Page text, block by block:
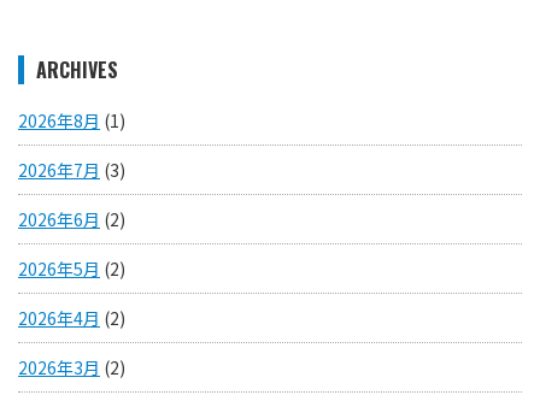
ARCHIVES
2026年8月 (1)
2026年7月 (3)
2026年6月 (2)
2026年5月 (2)
2026年4月 (2)
2026年3月 (2)